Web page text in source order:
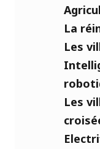
La
Les
Les